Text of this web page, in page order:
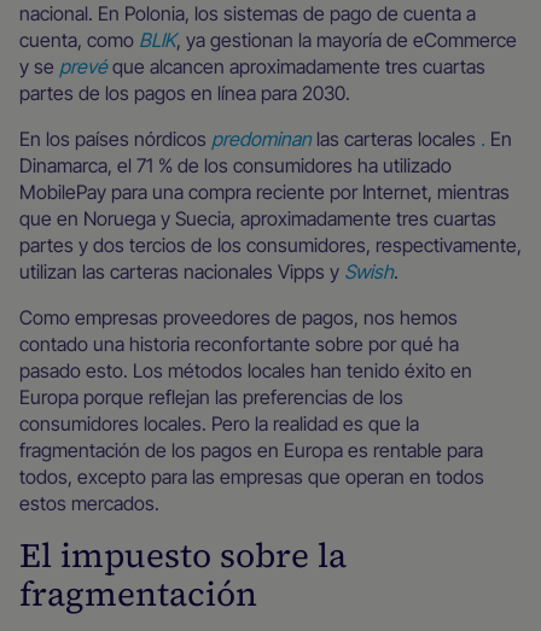
nacional. En Polonia, los sistemas de pago de cuenta a
cuenta, como BLIK, ya gestionan la mayoría de eCommerce
y se prevéque alcancen aproximadamente tres cuartas
partes de los pagos en línea para 2030.
En los países nórdicos predominanlas carteras locales . En
Dinamarca, el 71 % de los consumidores ha utilizado
MobilePay para una compra reciente por Internet, mientras
que en Noruega y Suecia, aproximadamente tres cuartas
partes y dos tercios de los consumidores, respectivamente,
utilizan las carteras nacionales Vipps y Swish.
Como empresas proveedores de pagos, nos hemos
contado una historia reconfortante sobre por qué ha
pasado esto. Los métodos locales han tenido éxito en
Europa porque reflejan las preferencias de los
consumidores locales. Pero la realidad es que la
fragmentación de los pagos en Europa es rentable para
todos, excepto para las empresas que operan en todos
estos mercados.
El impuesto sobre la
fragmentación